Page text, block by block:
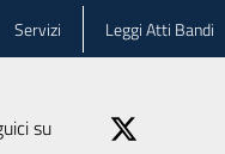
Servizi Leggi Atti Bandi
su